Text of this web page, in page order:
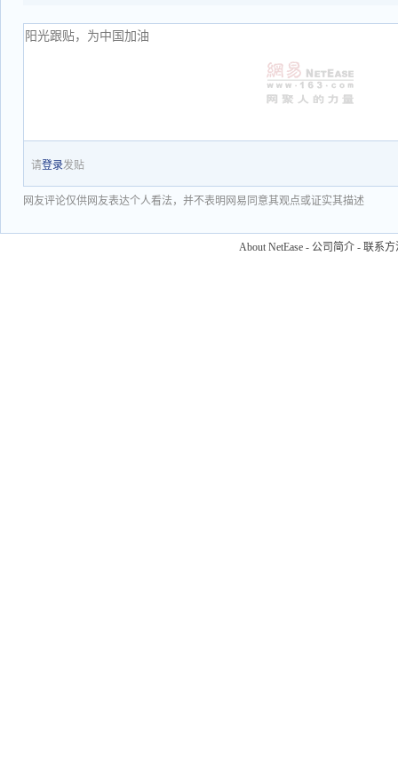
请登录发贴
网友评论仅供网友表达个人看法，并不表明网易同意其观点或证实其描述
About NetEase - 公司简介 - 联系方